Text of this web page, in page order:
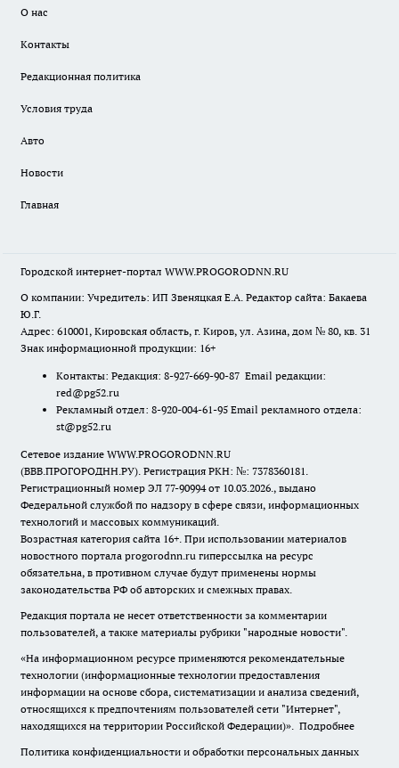
О нас
Контакты
Редакционная политика
Условия труда
Авто
Новости
Главная
Городской интернет-портал WWW.PROGORODNN.RU
О компании: Учредитель: ИП Звеняцкая Е.А. Редактор сайта: Бакаева
Ю.Г.
Адрес: 610001, Кировская область, г. Киров, ул. Азина, дом № 80, кв. 31
Знак информационной продукции: 16+
Контакты: Редакция: 8-927-669-90-87 Email редакции:
red@pg52.ru
Рекламный отдел: 8-920-004-61-95 Email рекламного отдела:
st@pg52.ru
Сетевое издание WWW.PROGORODNN.RU
(ВВВ.ПРОГОРОДНН.РУ). Регистрация РКН: №: 7378360181.
Регистрационный номер ЭЛ 77-90994 от 10.03.2026., выдано
Федеральной службой по надзору в сфере связи, информационных
технологий и массовых коммуникаций.
Возрастная категория сайта 16+. При использовании материалов
новостного портала progorodnn.ru гиперссылка на ресурс
обязательна, в противном случае будут применены нормы
законодательства РФ об авторских и смежных правах.
Редакция портала не несет ответственности за комментарии
пользователей, а также материалы рубрики "народные новости".
«На информационном ресурсе применяются рекомендательные
технологии (информационные технологии предоставления
информации на основе сбора, систематизации и анализа сведений,
относящихся к предпочтениям пользователей сети "Интернет",
находящихся на территории Российской Федерации)». Подробнее
Политика конфиденциальности и обработки персональных данных